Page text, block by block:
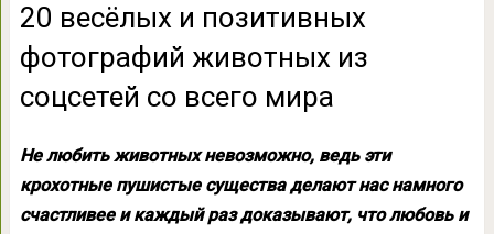
20 весёлых и позитивных
фотографий животных из
соцсетей со всего мира
Не любить животных невозможно, ведь эти
крохотные пушистые существа делают нас намного
счастливее и каждый раз доказывают, что любовь и